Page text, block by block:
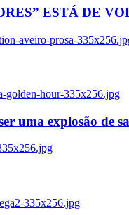
ESTÁ DE
aveiro-prosa-
golden-hour-335x256.jpg
uma explosão de
335x256.jpg